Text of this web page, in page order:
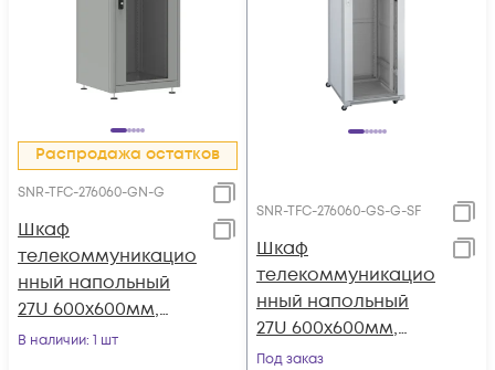
Распродажа остатков
SNR-TFC-276060-GN-G
Шкаф
телекоммуникацио
нный напольный
27U 600x600мм,
серия TFC (SNR-TFC-
В наличии: 1 шт
SNR-TFC-276060-GS-G-SF
Шкаф
телекоммуникацио
нный напольный
27U 600x600мм,
серия TFC (SNR-TFC-
Под заказ